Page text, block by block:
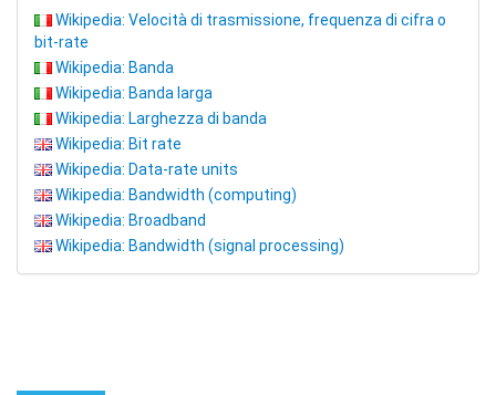
Wikipedia: Velocità di trasmissione, frequenza di cifra o
bit-rate
Wikipedia: Banda
Wikipedia: Banda larga
Wikipedia: Larghezza di banda
Wikipedia: Bit rate
Wikipedia: Data-rate units
Wikipedia: Bandwidth (computing)
Wikipedia: Broadband
Wikipedia: Bandwidth (signal processing)